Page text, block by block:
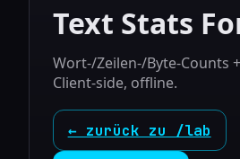
Text Stats
Wort-/Zeilen-/Byte‑Counts
Client‑side, offline.
← zurück zu /lab